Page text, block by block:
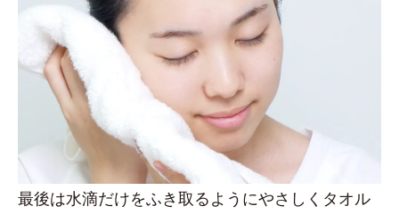
最後は水滴だけをふき取るようにやさしくタオル